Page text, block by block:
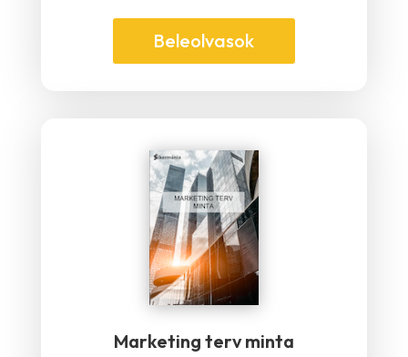
Beleolvasok
Marketing terv minta